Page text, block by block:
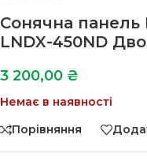
Сонячна панель
LNDX-450ND
3 200,00 ₴
Немає в наявності
Порівняння